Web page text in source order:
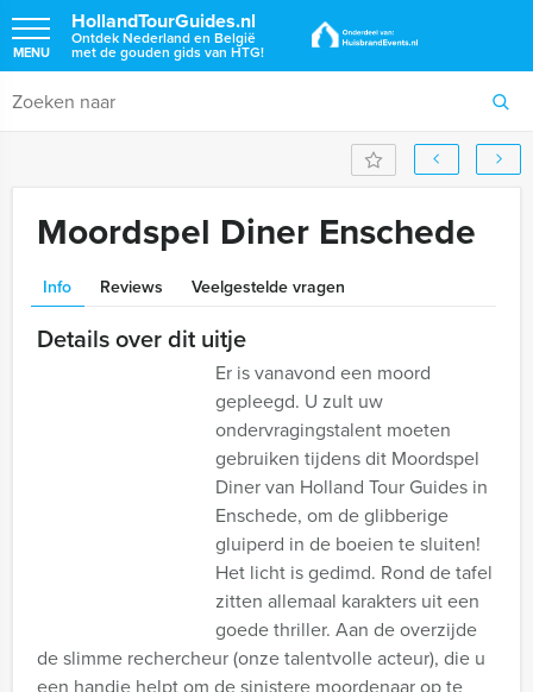
HollandTourGuides.nl
Ontdek Nederland en België
met de gouden gids van HTG!
MENU
Moordspel Diner Enschede
Info Reviews Veelgestelde vragen
Details over dit uitje
Er is vanavond een moord
gepleegd. U zult uw
ondervragingstalent moeten
gebruiken tijdens dit Moordspel
Diner van Holland Tour Guides in
Enschede, om de glibberige
gluiperd in de boeien te sluiten!
Het licht is gedimd. Rond de tafel
zitten allemaal karakters uit een
goede thriller. Aan de overzijde
de slimme rechercheur (onze talentvolle acteur), die u